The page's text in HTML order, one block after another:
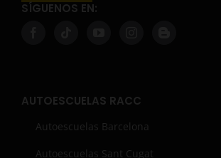
SÍGUENOS EN:
AUTOESCUELAS RACC
Autoescuelas Barcelona
Autoescuelas Sant Cugat